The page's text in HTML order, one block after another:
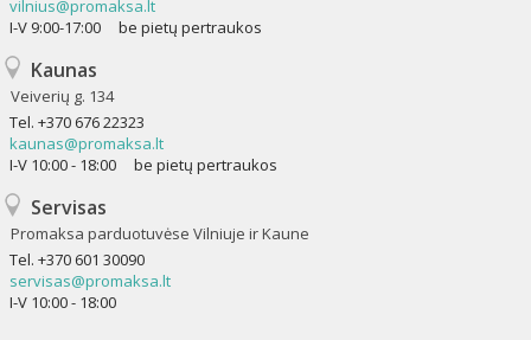
vilnius@promaksa.lt
I-V 9:00-17:00 be pietų pertraukos
Kaunas
Veiverių g. 134
Tel. +370 676 22323
kaunas@promaksa.lt
I-V 10:00 - 18:00 be pietų pertraukos
Servisas
Promaksa parduotuvėse Vilniuje ir Kaune
Tel. +370 601 30090
servisas@promaksa.lt
I-V 10:00 - 18:00